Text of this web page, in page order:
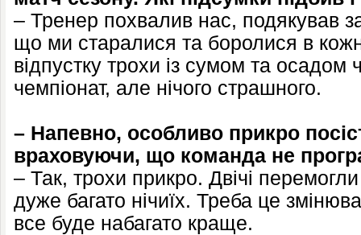
– Тренер похвалив нас, подякував
що ми старалися та боролися в
відпустку трохи із сумом та
чемпіонат, але нічого страшного.
– Напевно, особливо прикро
враховуючи, що команда не
– Так, трохи прикро. Двічі
дуже багато нічиїх. Треба це
все буде набагато краще.